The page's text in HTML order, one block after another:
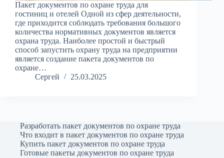
Пакет документов по охране труда для
гостиниц и отелей Одной из сфер деятельности,
где приходится соблюдать требования большого
количества нормативных документов является
охрана труда. Наиболее простой и быстрый
способ запустить охрану труда на предприятии
является создание пакета документов по
охране…
Сергей
25.03.2025
Разработать пакет документов по охране труда
Что входит в пакет документов по охране труда
Купить пакет документов по охране труда
Готовые пакеты документов по охране труда